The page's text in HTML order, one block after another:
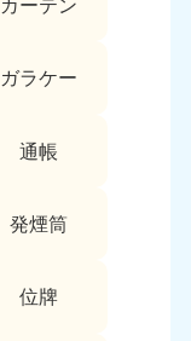
カーテン
ガラケー
通帳
発煙筒
位牌
年中無休
年中無休
鹿児島県
9889